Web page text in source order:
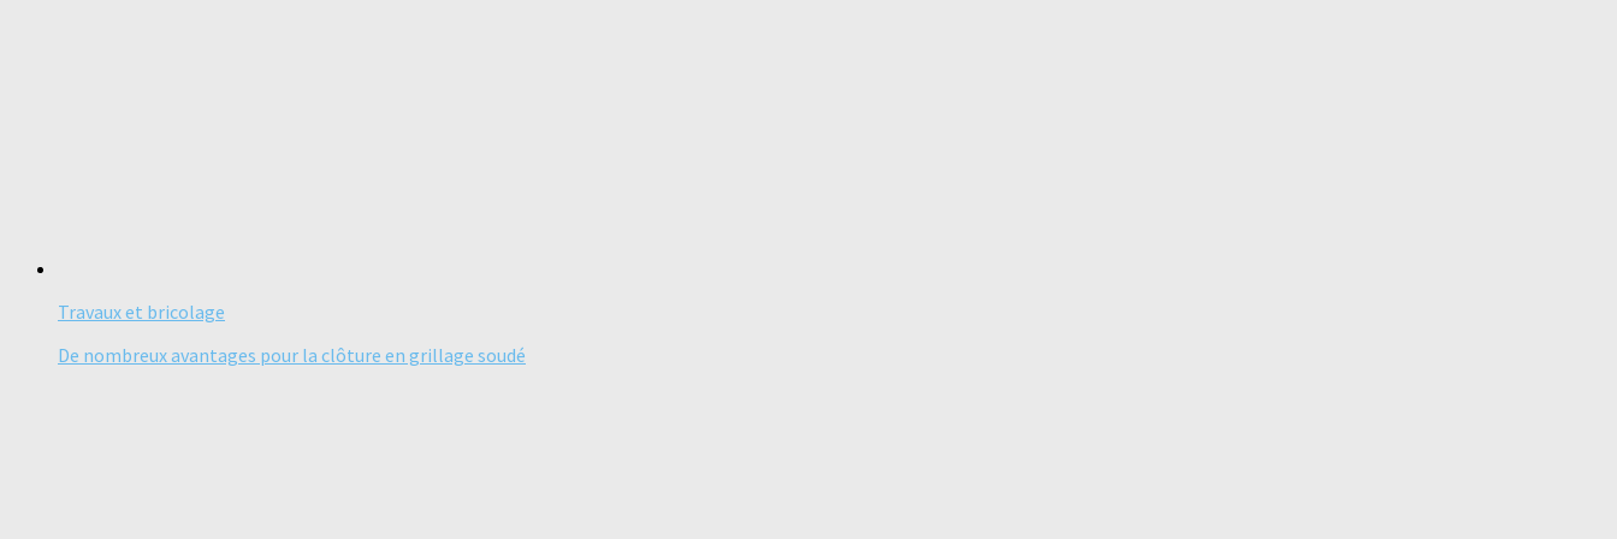
Travaux et bricolage
De nombreux avantages pour la clôture en grillage soudé